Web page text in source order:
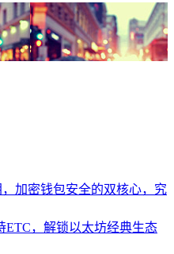
加密钱包安全的双核心，究
ETC，解锁以太坊经典生态